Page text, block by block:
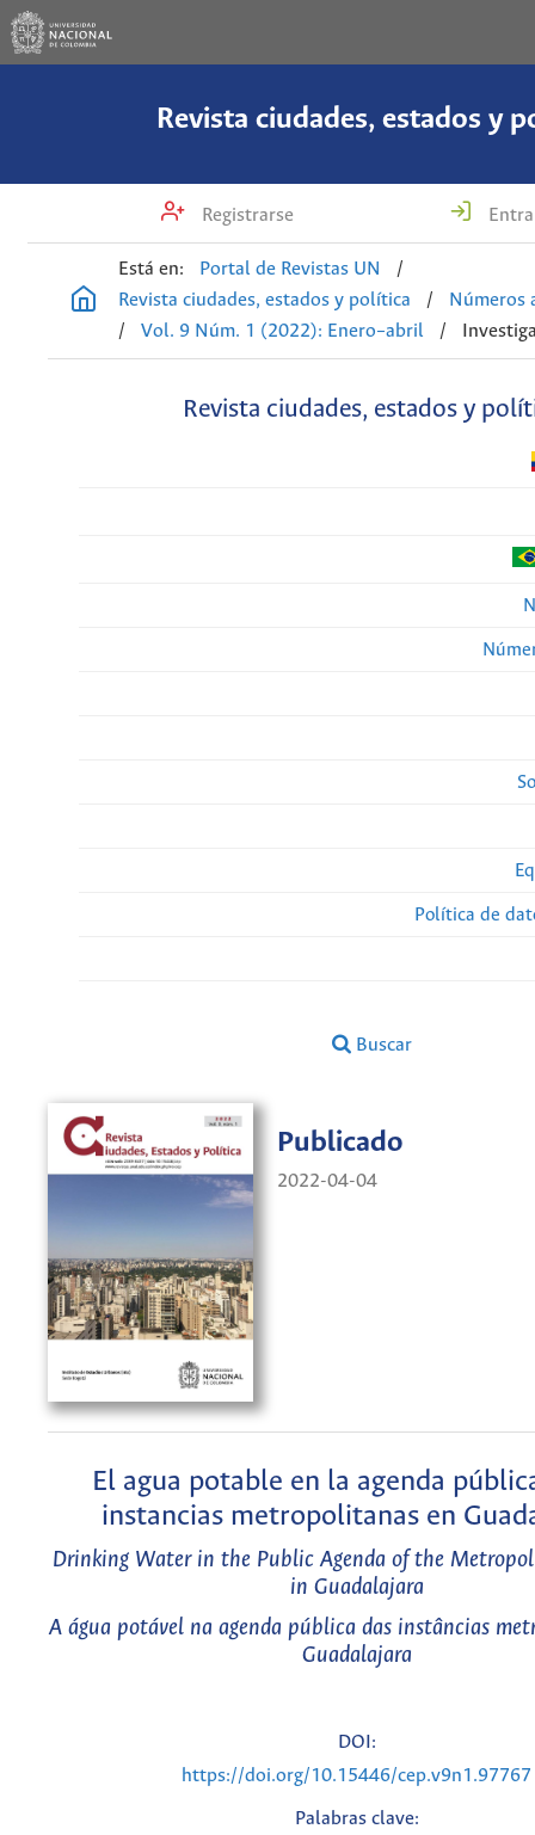
Revista ciudades, estados y
Registrarse
Está en: Portal de Revistas UN
/
Revista ciudades, estados y política
/
Números
/
Vol. 9 Núm. 1 (2022): Enero–abril /
Revista ciudades, estados y
Política de
Buscar
Publicado
2022-04-04
El agua potable en la agenda
instancias metropolitanas en
Drinking Water in the Public Agenda of the
in Guadalajara
A água potável na agenda pública das instâncias
Guadalajara
DOI:
https://doi.org/10.15446/cep.v9n1.97767
Palabras clave: